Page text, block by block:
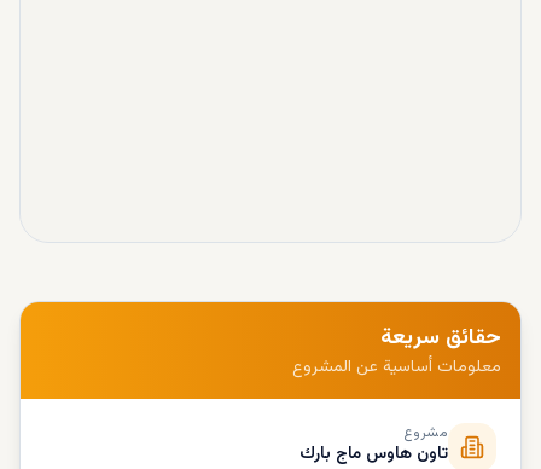
حقائق سريعة
معلومات أساسية عن المشروع
مشروع
تاون هاوس ماج بارك